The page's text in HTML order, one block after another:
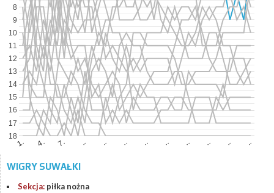
1. 4. 7. .. .. .. .. .. .. .. .. ..
8
9
10
11
12
13
14
15
16
17
18
WIGRY SUWAŁKI
Sekcja: piłka nożna